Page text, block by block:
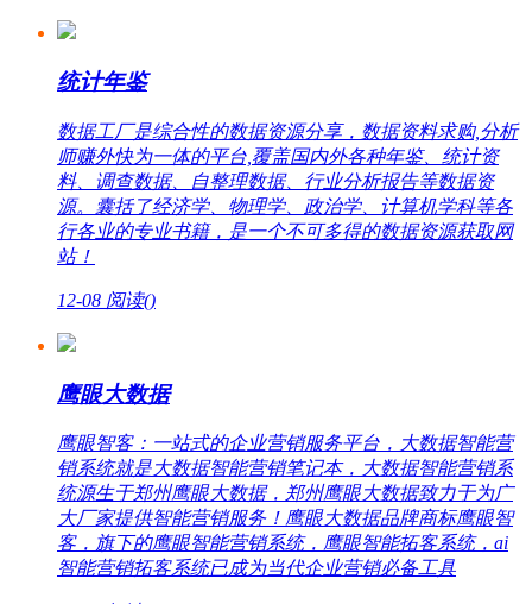
统计年鉴
数据工厂是综合性的数据资源分享，数据资料求购,分析
师赚外快为一体的平台,覆盖国内外各种年鉴、统计资
料、调查数据、自整理数据、行业分析报告等数据资
源。囊括了经济学、物理学、政治学、计算机学科等各
行各业的专业书籍，是一个不可多得的数据资源获取网
站！
12-08 阅读()
鹰眼大数据
鹰眼智客：一站式的企业营销服务平台，大数据智能营
销系统就是大数据智能营销笔记本，大数据智能营销系
统源生于郑州鹰眼大数据，郑州鹰眼大数据致力于为广
大厂家提供智能营销服务！鹰眼大数据品牌商标鹰眼智
客，旗下的鹰眼智能营销系统，鹰眼智能拓客系统，ai
智能营销拓客系统已成为当代企业营销必备工具